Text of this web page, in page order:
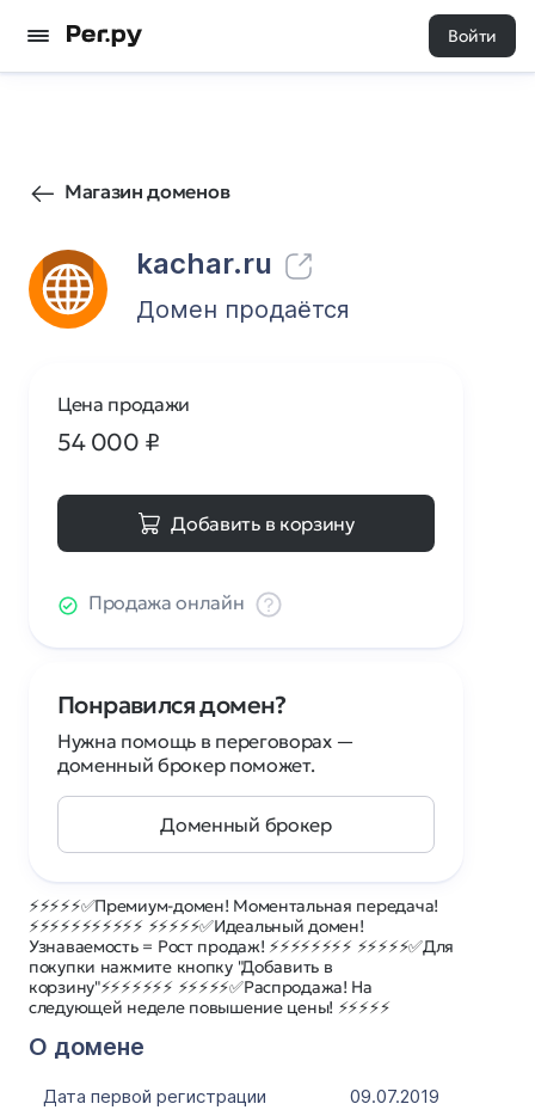
Войти
Магазин доменов
kachar.ru
40 0
Домен продаётся
⚡⚡⚡⚡⚡✅Премиум-домен! Моментальная передача!
⚡⚡⚡⚡⚡⚡⚡⚡⚡⚡⚡ ⚡⚡⚡⚡⚡✅Идеальный домен!
Узнаваемость = Рост продаж! ⚡⚡⚡⚡⚡⚡⚡⚡ ⚡⚡⚡⚡⚡✅Для
покупки нажмите кнопку "Добавить в
корзину"⚡⚡⚡⚡⚡⚡⚡ ⚡⚡⚡⚡⚡✅Распродажа! На
следующей неделе повышение цены! ⚡⚡⚡⚡⚡
О домене
Дата первой регистрации
09.07.2019
Цена продажи
54 000 ₽
Добавить в корзину
Продажа онлайн
Понравился домен?
Нужна помощь в переговорах —
доменный брокер поможет.
Доменный брокер